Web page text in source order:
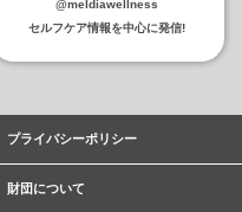
@meldiawellness
セルフケア情報を中心に発信!
プライバシーポリシー
財団について